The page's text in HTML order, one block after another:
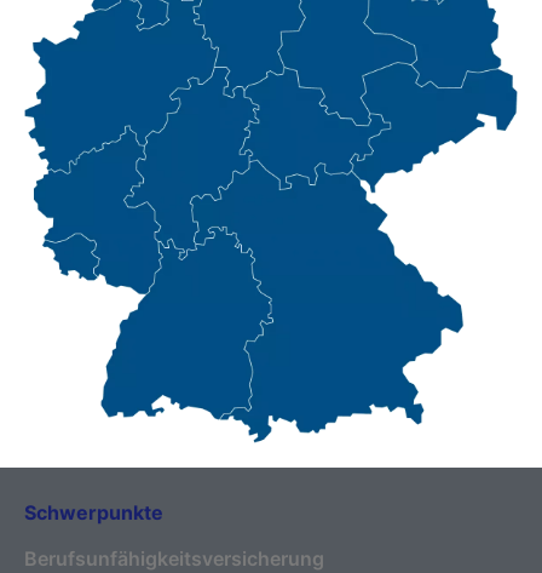
Schwerpunkte
Berufsunfähigkeitsversicherung